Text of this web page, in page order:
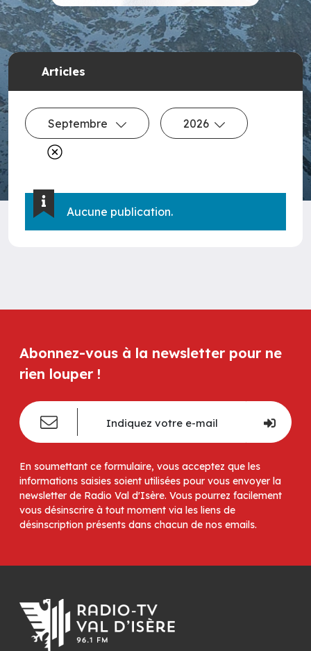
Articles
Septembre 2026
Aucune publication.
Abonnez-vous à la newsletter pour ne
rien louper !
En soumettant ce formulaire, vous acceptez que les
informations saisies soient utilisées pour vous envoyer la
newsletter de Radio Val d'Isère. Vous pourrez facilement
vous désinscrire à tout moment via les liens de
désinscription présents dans chacun de nos emails.